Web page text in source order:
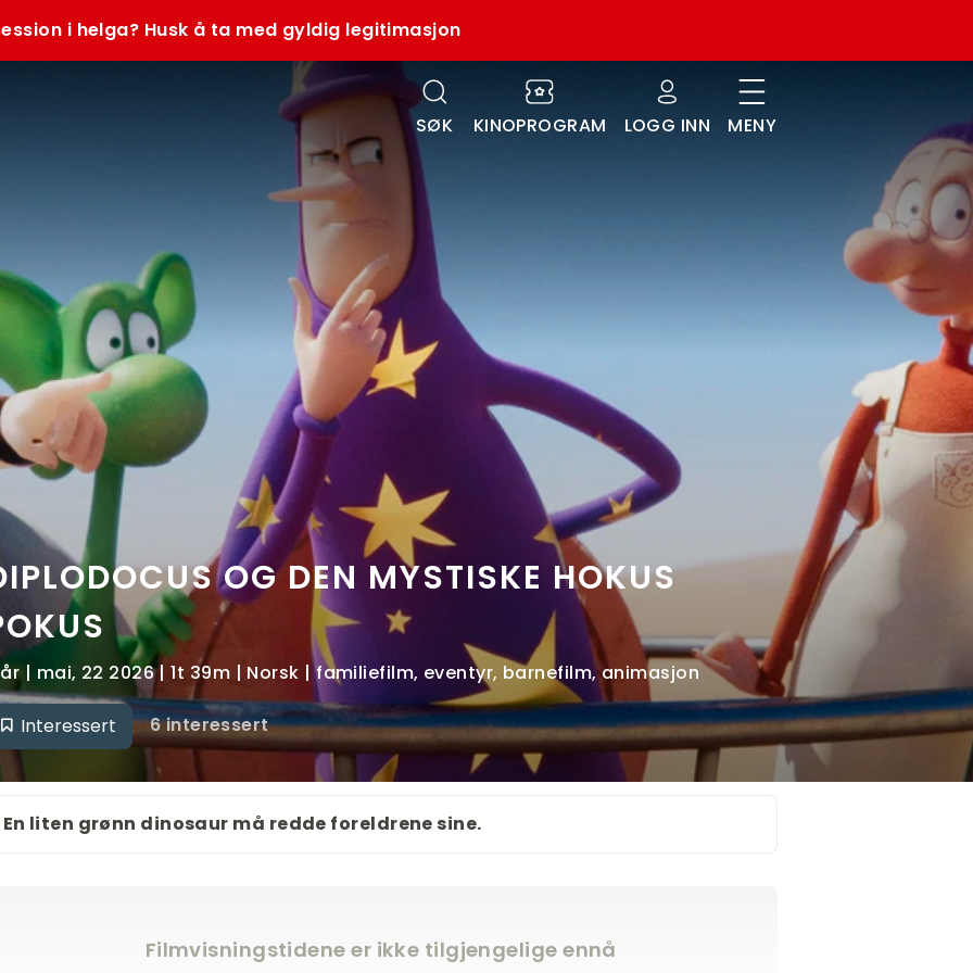
i helga? Husk å ta med gyldig legitimasjon
SØK KINOPROGRAM LOGG INN MENY
OG DEN MYSTISKE HOKUS
| mai, 22 2026 | 1t 39m | Norsk | familiefilm, eventyr, barnefilm, animasjon
Interessert 6 interessert
En liten grønn dinosaur må redde foreldrene sine.
Filmvisningstidene er ikke tilgjengelige ennå